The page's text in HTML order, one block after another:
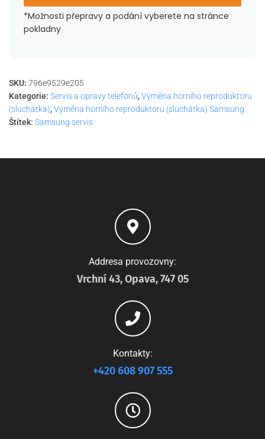
*Možnosti přepravy a podání vyberete na stránce
pokladny
SKU: 796e9529e205
Kategorie: Servis a opravy telefonů,Výměna horního reproduktoru
(sluchátka),Výměna horního reproduktoru (sluchátka) Samsung
Štítek: Samsung servis
Addresa provozovny:
Vrchní 43, Opava, 747 05
Kontakty:
+420 608 907 555